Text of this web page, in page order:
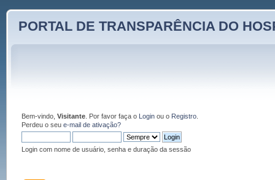
PORTAL DE TRANSPARÊNCIA DO
Bem-vindo, Visitante. Por favor faça o Loginou o Registro.
Perdeu o seu e-mail de ativação?
Login com nome de usuário, senha e duração da sessão